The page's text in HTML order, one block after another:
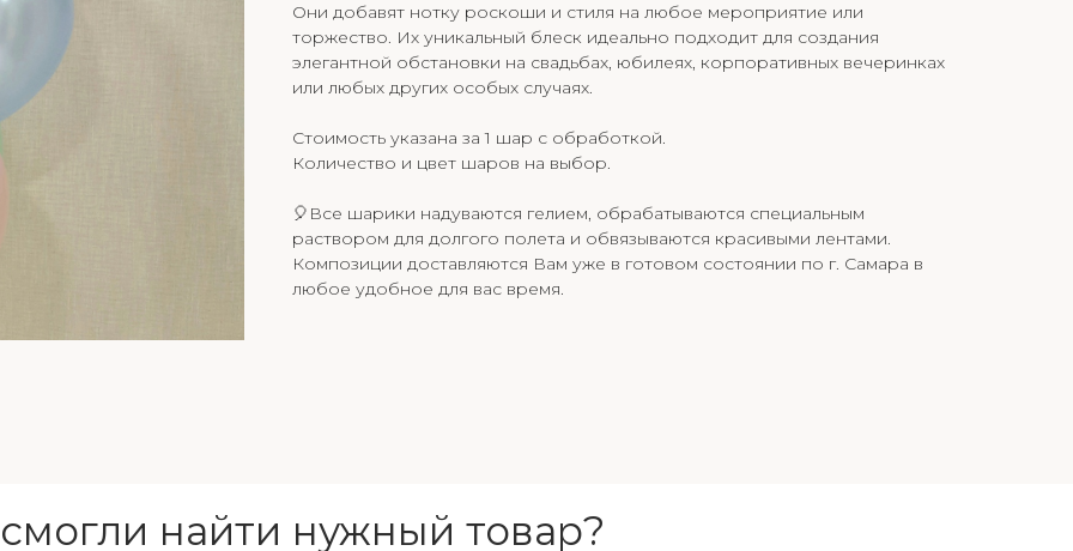
Они добавят нотку роскоши и стиля на любое мероприятие или
торжество. Их уникальный блеск идеально подходит для создания
элегантной обстановки на свадьбах, юбилеях, корпоративных вечеринках
или любых других особых случаях.
Стоимость указана за 1 шар с обработкой.
Количество и цвет шаров на выбор.
🎈Все шарики надуваются гелием, обрабатываются специальным
раствором для долгого полета и обвязываются красивыми лентами.
Композиции доставляются Вам уже в готовом состоянии по г. Самара в
любое удобное для вас время.
найти нужный товар?